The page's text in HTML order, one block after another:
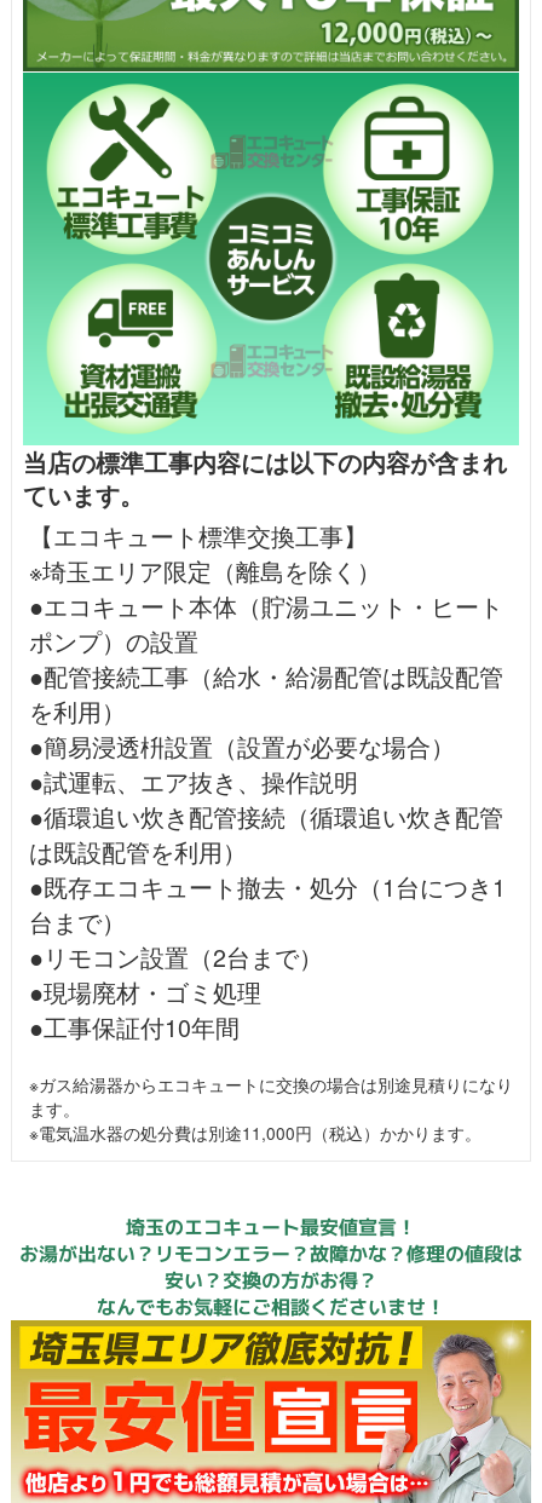
当店の標準工事内容には以下の内容が含まれ
ています。
【エコキュート標準交換工事】
※埼玉エリア限定（離島を除く）
●エコキュート本体（貯湯ユニット・ヒート
ポンプ）の設置
●配管接続工事（給水・給湯配管は既設配管
を利用）
●簡易浸透枡設置（設置が必要な場合）
●試運転、エア抜き、操作説明
●循環追い炊き配管接続（循環追い炊き配管
は既設配管を利用）
●既存エコキュート撤去・処分（1台につき1
台まで）
●リモコン設置（2台まで）
●現場廃材・ゴミ処理
●工事保証付10年間
※ガス給湯器からエコキュートに交換の場合は別途見積りになり
ます。
※電気温水器の処分費は別途11,000円（税込）かかります。
埼玉のエコキュート最安値宣言！
お湯が出ない？リモコンエラー？故障かな？修理の値段は
安い？交換の方がお得？
なんでもお気軽にご相談くださいませ！